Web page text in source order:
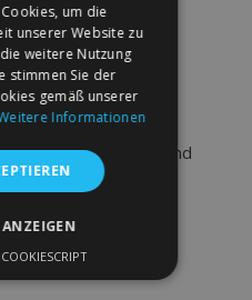
die Matten mit
ein Verrutschen
hochwertige
das Ausfransen und
Optik.
um die
unserer Website zu
weitere Nutzung
stimmen Sie der
gemäß unserer
Informationen